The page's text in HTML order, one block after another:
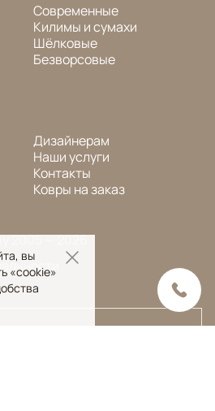
Современные
Килимы и сумахи
Шёлковые
Безворсовые
Дизайнерам
Наши услуги
Контакты
Ковры на заказ
2005 — 2026
вы
«cookie»